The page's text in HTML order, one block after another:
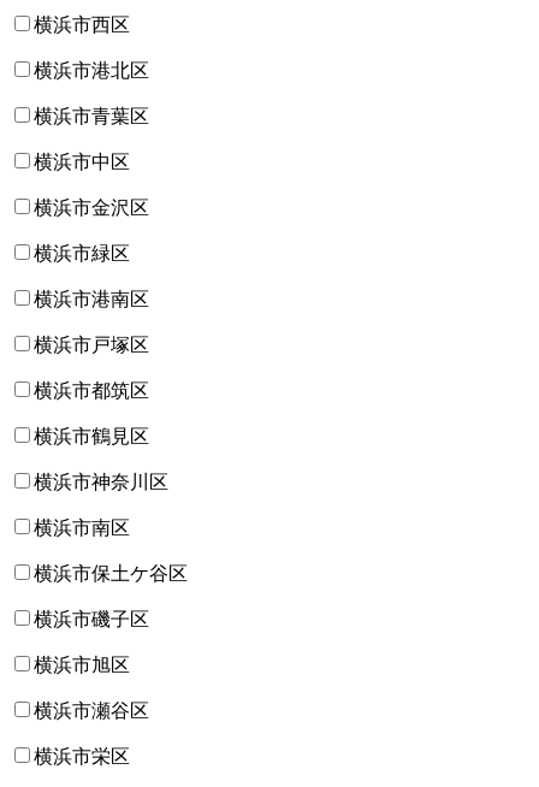
横浜市西区
横浜市港北区
横浜市青葉区
横浜市中区
横浜市金沢区
横浜市緑区
横浜市港南区
横浜市戸塚区
横浜市都筑区
横浜市鶴見区
横浜市神奈川区
横浜市南区
横浜市保土ケ谷区
横浜市磯子区
横浜市旭区
横浜市瀬谷区
横浜市栄区